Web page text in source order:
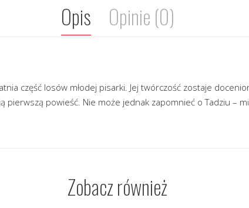
Opis Opinie (0)
część losów młodej pisarki. Jej twórczość zostaje
pierwszą powieść. Nie może jednak zapomnieć o Tadziu –
Zobacz również